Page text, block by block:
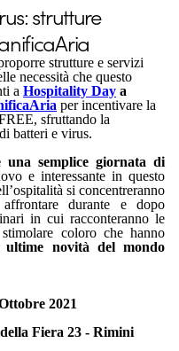
strutture
strutture e servizi
necessità che questo
a Hospitality Day a
per incentivare la
sfruttando la
batteri e virus.
semplice giornata di
e interessante in questo
si concentreranno
durante e dopo
in cui racconteranno le
coloro che hanno
ultime novità del mondo
2021
Fiera 23 - Rimini